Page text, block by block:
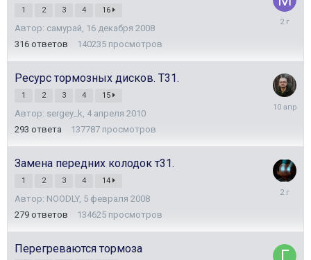
1 2 3 4 16
Автор: самурай 16 декабря 2008
316 ответов 140235 просмотров
30
Ресурс тормозных дисков. Т31.
1 2 3 4 15
Автор: sergey_k 4 апреля 2010
293 ответа 137787 просмотров
10
Замена передних колодок т31.
1 2 3 4 14
Автор: NOODLY, 5 февраля 2008
279 ответов 134625 просмотров
28
Перегреваются тормоза